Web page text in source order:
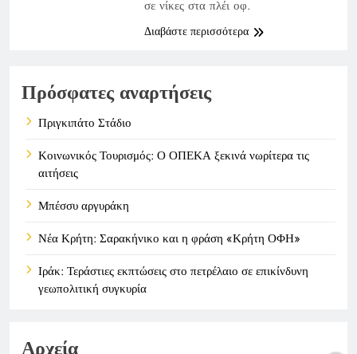
σε νίκες στα πλέι οφ.
Διαβάστε περισσότερα
Πρόσφατες αναρτήσεις
Πριγκιπάτο Στάδιο
Κοινωνικός Τουρισμός: Ο ΟΠΕΚΑ ξεκινά νωρίτερα τις
αιτήσεις
Μπέσσυ αργυράκη
Νέα Κρήτη: Σαρακήνικο και η φράση «Κρήτη ΟΦΗ»
Ιράκ: Τεράστιες εκπτώσεις στο πετρέλαιο σε επικίνδυνη
γεωπολιτική συγκυρία
Αρχεία